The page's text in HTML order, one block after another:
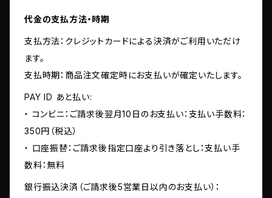
代金の支払方法・時期
支払方法：クレジットカードによる決済がご利用いただけ
ます。
支払時期：商品注文確定時にお支払いが確定いたします。
PAY ID あと払い:
・ コンビニ：ご請求後翌月10日のお支払い：支払い手数料：
350円（税込）
・ 口座振替：ご請求後指定口座より引き落とし：支払い手
数料：無料
銀行振込決済（ご請求後5営業日以内のお支払い）：